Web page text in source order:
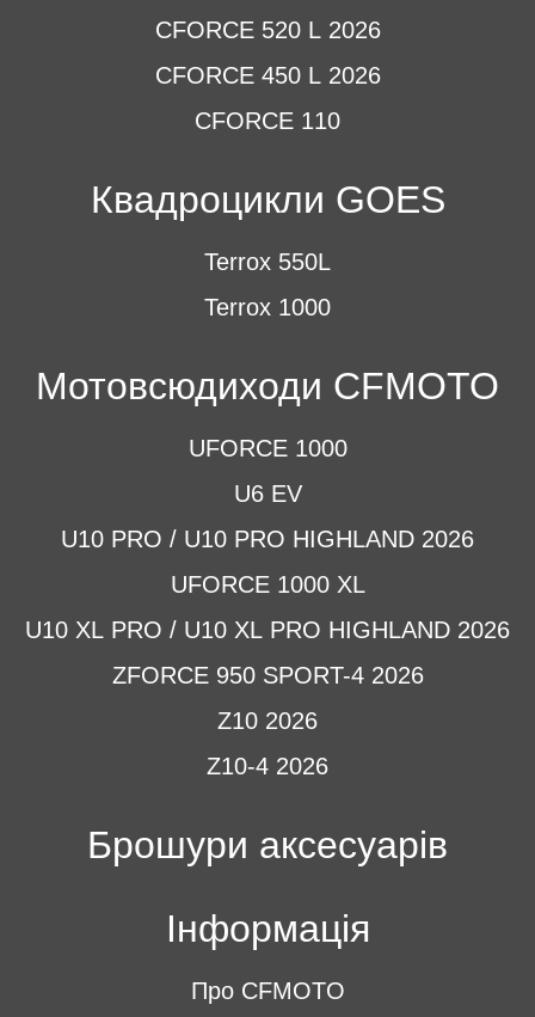
CFORCE 520 L 2026
CFORCE 450 L 2026
CFORCE 110
Квадроцикли GOES
Terrox 550L
Terrox 1000
Мотовсюдиходи CFMOTO
UFORCE 1000
U6 EV
U10 PRO / U10 PRO HIGHLAND 2026
UFORCE 1000 XL
U10 XL PRO / U10 XL PRO HIGHLAND 2026
ZFORCE 950 SPORT-4 2026
Z10 2026
Z10-4 2026
Брошури аксесуарів
Інформація
Про CFMOTO